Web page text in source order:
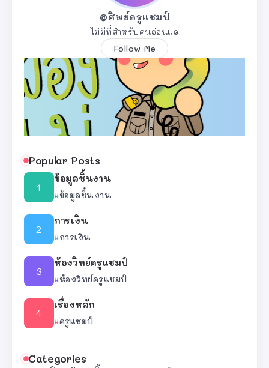
@ศิษย์ครูแชมป์
ไม่มีที่สำหรับคนอ่อนแอ
Follow Me
Popular Posts
ข้อมูลชิ้นงาน
ข้อมูลชิ้นงาน
การเงิน
การเงิน
ห้องวิทย์ครูแชมป์
ห้องวิทย์ครูแชมป์
เรื่องหลัก
ครูแชมป์
Categories